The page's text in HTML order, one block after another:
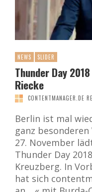
NEWS SLIDER
Thunder Day
Riecke
CONTENTMANAGER.DE
Berlin ist mal
ganz
27. November
Thunder Day
Kreuzberg. In
hat sich